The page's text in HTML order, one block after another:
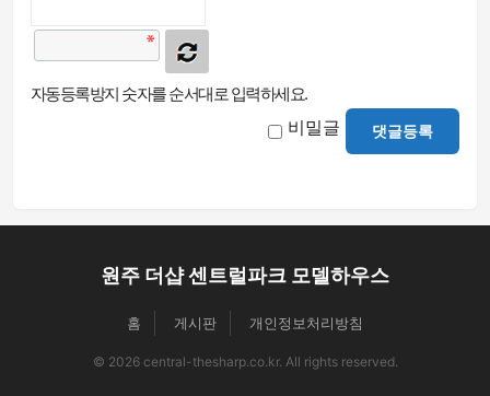
자동등록방지 숫자를 순서대로 입력하세요.
비밀글 댓글등록
원주 더샵 센트럴파크 모델하우스
홈 게시판 개인정보처리방침
© 2026 central-thesharp.co.kr. All rights reserved.